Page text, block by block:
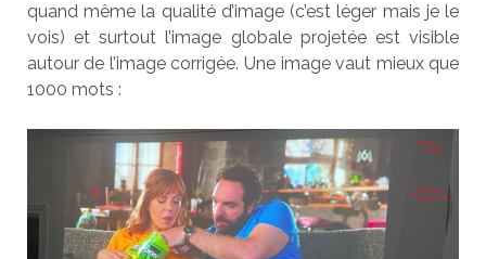
quand même la qualité d’image (c’est léger mais je le
vois) et surtout l’image globale projetée est visible
autour de l’image corrigée. Une image vaut mieux que
1000 mots :